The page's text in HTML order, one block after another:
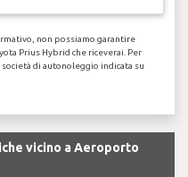
non possiamo garantire
Prius Hybrid che riceverai. Per
di autonoleggio indicata su
vicino a Aeroporto